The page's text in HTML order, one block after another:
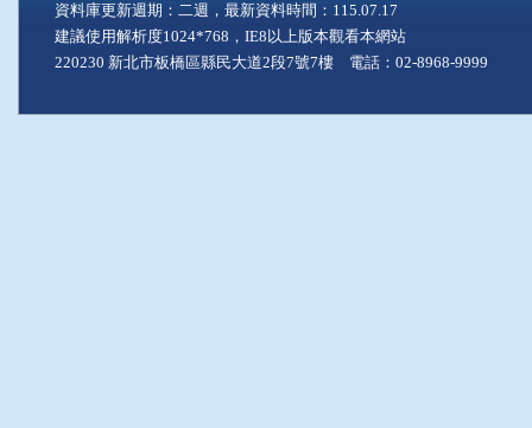
資料庫更新週期：二週，最新資料時間：115.07.17
建議使用解析度1024*768，IE8以上版本觀看本網站
220230 新北市板橋區縣民大道2段7號7樓 電話：02-8968-9999